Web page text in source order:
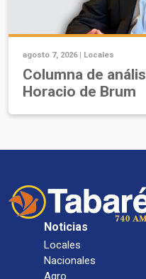
agosto 7, 2026 | Locales
Columna de
Horacio de Brum
Noticias
Locales
Nacionales
Agro